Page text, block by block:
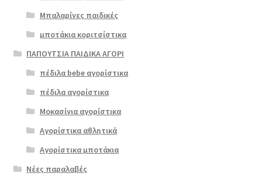
Μπαλαρίνες παιδικές
μποτάκια κοριτσίστικα
ΠΑΠΟΥΤΣΙΑ ΠΑΙΔΙΚΑ ΑΓΟΡΙ
πέδιλα bebe αγορίστικα
πέδιλα αγορίστικα
Μοκασίνια αγορίστικα
Αγορίστικα αθλητικά
Αγορίστικα μποτάκια
Νέες παραλαβές